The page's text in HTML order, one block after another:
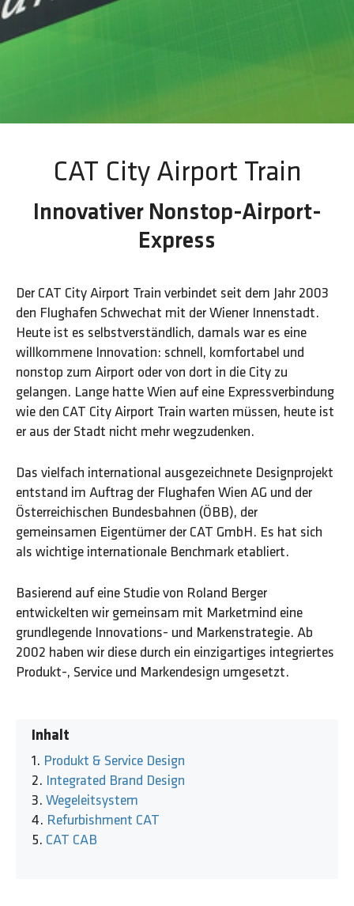
CAT City Airport Train
Innovativer Nonstop-Airport-
Express
Der CAT City Airport Train verbindet seit dem Jahr 2003
den Flughafen Schwechat mit der Wiener Innenstadt.
Heute ist es selbstverständlich, damals war es eine
willkommene Innovation: schnell, komfortabel und
nonstop zum Airport oder von dort in die City zu
gelangen. Lange hatte Wien auf eine Expressverbindung
wie den CAT City Airport Train warten müssen, heute ist
er aus der Stadt nicht mehr wegzudenken.
Das vielfach international ausgezeichnete Designprojekt
entstand im Auftrag der Flughafen Wien AG und der
Österreichischen Bundesbahnen (ÖBB), der
gemeinsamen Eigentümer der CAT GmbH. Es hat sich
als wichtige internationale Benchmark etabliert.
Basierend auf eine Studie von Roland Berger
entwickelten wir gemeinsam mit Marketmind eine
grundlegende Innovations- und Markenstrategie. Ab
2002 haben wir diese durch ein einzigartiges integriertes
Produkt-, Service und Markendesign umgesetzt.
Inhalt
Produkt & Service Design
Integrated Brand Design
Wegeleitsystem
Refurbishment CAT
CAT CAB